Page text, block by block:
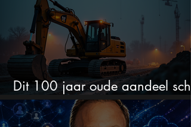
Dit 100 jaar oude aandeel
omhoog door de AI-boom